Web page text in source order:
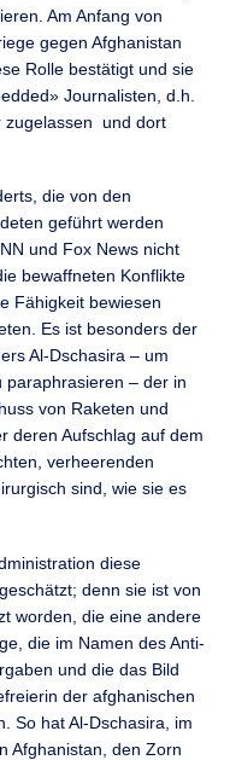
Am Anfang von
gegen Afghanistan
Rolle bestätigt und sie
Journalisten, d.h.
zugelassen und dort
die von den
geführt werden
und Fox News nicht
bewaffneten Konflikte
Fähigkeit bewiesen
Es ist besonders der
Al-Dschasira – um
paraphrasieren – der in
von Raketen und
deren Aufschlag auf dem
verheerenden
sind, wie sie es
diese
denn sie ist von
worden, die eine andere
die im Namen des Anti-
und die das Bild
der afghanischen
So hat Al-Dschasira, im
Afghanistan, den Zorn